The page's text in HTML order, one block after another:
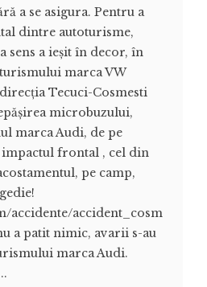
a se asigura. Pentru a
dintre autoturisme,
sens a ieșit în decor, în
marca VW
Tecuci-Cosmesti
microbuzului,
marca Audi, de pe
impactul frontal , cel din
pe camp,
accidente/accident_cosm
a patit nimic, avarii s-au
marca Audi.